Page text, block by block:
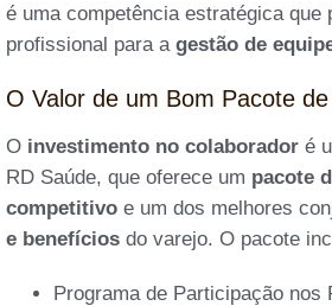
é uma competência estratégica que
profissional para a gestão de
O Valor de um Bom Pacote
O investimento no colaborador é
RD Saúde, que oferece um pacote
competitivo e um dos melhores
e benefícios do varejo. O pacote
Programa de Participação nos